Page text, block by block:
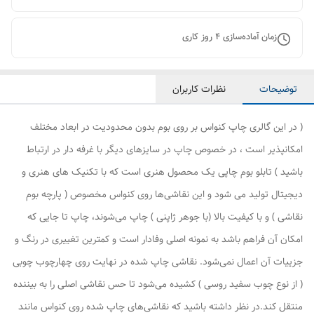
زمان آماده‌سازی4روز کاری
توضیحات نظرات کاربران
( در این گالری چاپ کنواس بر روی بوم بدون محدودیت در ابعاد مختلف
امکانپذیر است ، در خصوص چاپ در سایزهای دیگر با غرفه دار در ارتباط
باشید ) تابلو بوم چاپی یک محصول هنری است که با تکنیک های هنری و
دیجیتال تولید می شود و این نقاشی‌ها روی کنواس مخصوص ( پارچه بوم
نقاشی ) و با کیفیت بالا (با جوهر ژاپنی ) چاپ می‌شوند، چاپ تا جایی که
امکان آن فراهم باشد به نمونه اصلی وفادار است و کمترین تغییری در رنگ و
جزییات آن اعمال نمی‌شود. نقاشی چاپ شده در نهایت روی چهارچوب چوبی
( از نوع چوب سفید روسی ) کشیده می‌شود تا حس نقاشی اصلی را به بیننده
منتقل کند.در نظر داشته باشید که نقاشی‌های چاپ شده روی کنواس مانند